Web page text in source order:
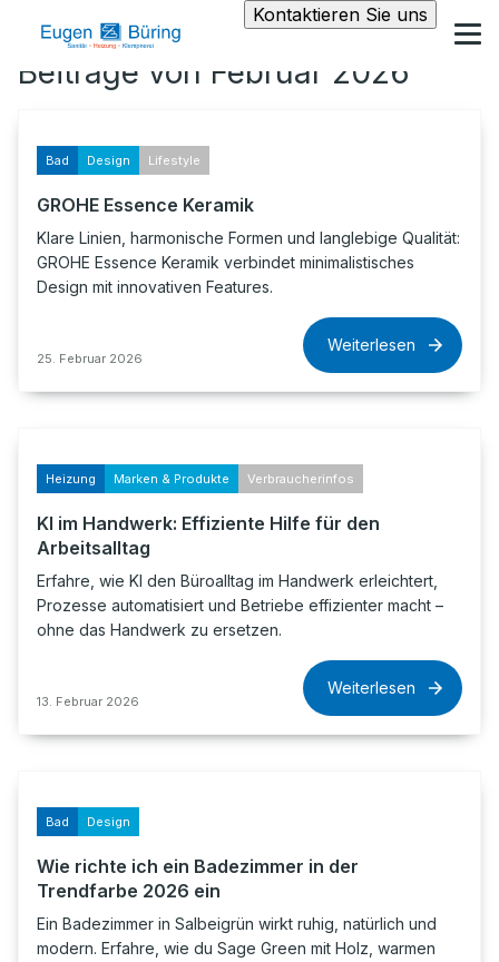
Kontaktieren Sie uns
Beiträge von Februar 2026
Bad Design Lifestyle
GROHE Essence Keramik
Klare Linien, harmonische Formen und langlebige Qualität:
GROHE Essence Keramik verbindet minimalistisches
Design mit innovativen Features.
25. Februar 2026
Weiterlesen
Heizung Marken & Produkte Verbraucherinfos
KI im Handwerk: Effiziente Hilfe für den
Arbeitsalltag
Erfahre, wie KI den Büroalltag im Handwerk erleichtert,
Prozesse automatisiert und Betriebe effizienter macht –
ohne das Handwerk zu ersetzen.
13. Februar 2026
Weiterlesen
Bad Design
Wie richte ich ein Badezimmer in der
Trendfarbe 2026 ein
Ein Badezimmer in Salbeigrün wirkt ruhig, natürlich und
modern. Erfahre, wie du Sage Green mit Holz, warmen